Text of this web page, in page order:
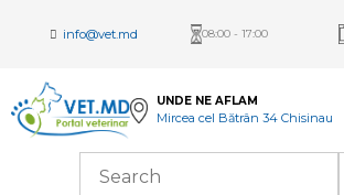
info@vet.md 08:00 - 17:00
UNDE NE AFLAM
Mircea cel Bătrân 34 Chisinau